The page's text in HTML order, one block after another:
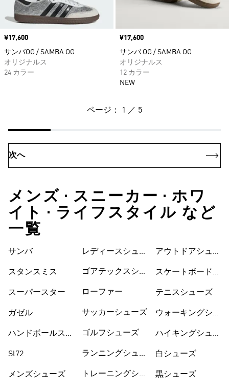
価格
¥17,600
サンバOG / SAMBA OG
オリジナルス
24 カラー
価格
¥17,600
サンバ OG / SAMBA OG
オリジナルス
12 カラー
NEW
ページ： 1 ／ 5
次へ
メンズ • スニーカー • ホワ
イト • ライフスタイル など
一覧
サンバ
スタンスミス
スーパースター
ガゼル
ハンドボールスペ
Sl72
メンズシューズ
レディースシュー
ゴアテックスシュ
ローファー
サッカーシューズ
ゴルフシューズ
ランニングシュー
トレーニングシュ
シューズ
アウトドアシュー
スケートボードシ
テニスシューズ
ウォーキングシュ
ハイキングシュー
白シューズ
黒シューズ